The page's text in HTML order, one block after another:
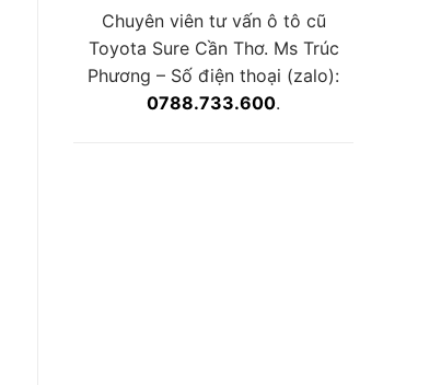
Chuyên viên tư vấn ô tô cũ
Toyota Sure Cần Thơ. Ms Trúc
Phương – Số điện thoại (zalo):
0788.733.600.